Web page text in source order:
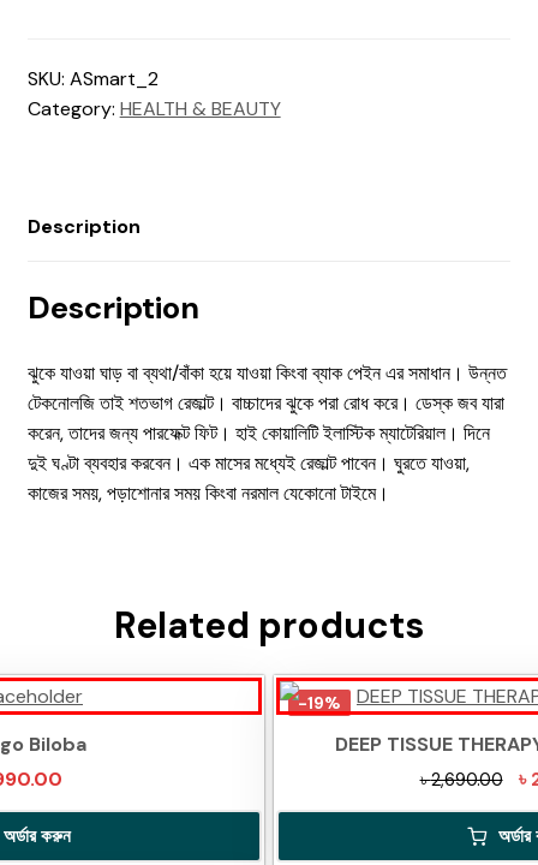
SKU: ASmart_2
Category: HEALTH & BEAUTY
Description
Description
ঝুকে যাওয়া ঘাড় বা ব্যথা/বাঁকা হয়ে যাওয়া কিংবা ব্যাক পেইন এর সমাধান। উন্নত
টেকনোলজি তাই শতভাগ রেজাল্ট। বাচ্চাদের ঝুকে পরা রোধ করে। ডেস্ক জব যারা
করেন, তাদের জন্য পারফেক্ট ফিট। হাই কোয়ালিটি ইলাস্টিক ম্যাটেরিয়াল। দিনে
দুই ঘণ্টা ব্যবহার করবেন। এক মাসের মধ্যেই রেজাল্ট পাবেন। ঘুরতে যাওয়া,
কাজের সময়, পড়াশোনার সময় কিংবা নরমাল যেকোনো টাইমে।
Related products
Biloba
অর্ডার করুন
-19%
DEEP TISSUE
৳2,690.00 ৳